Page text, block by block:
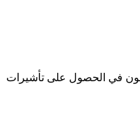
في الحصول على تأشيرات